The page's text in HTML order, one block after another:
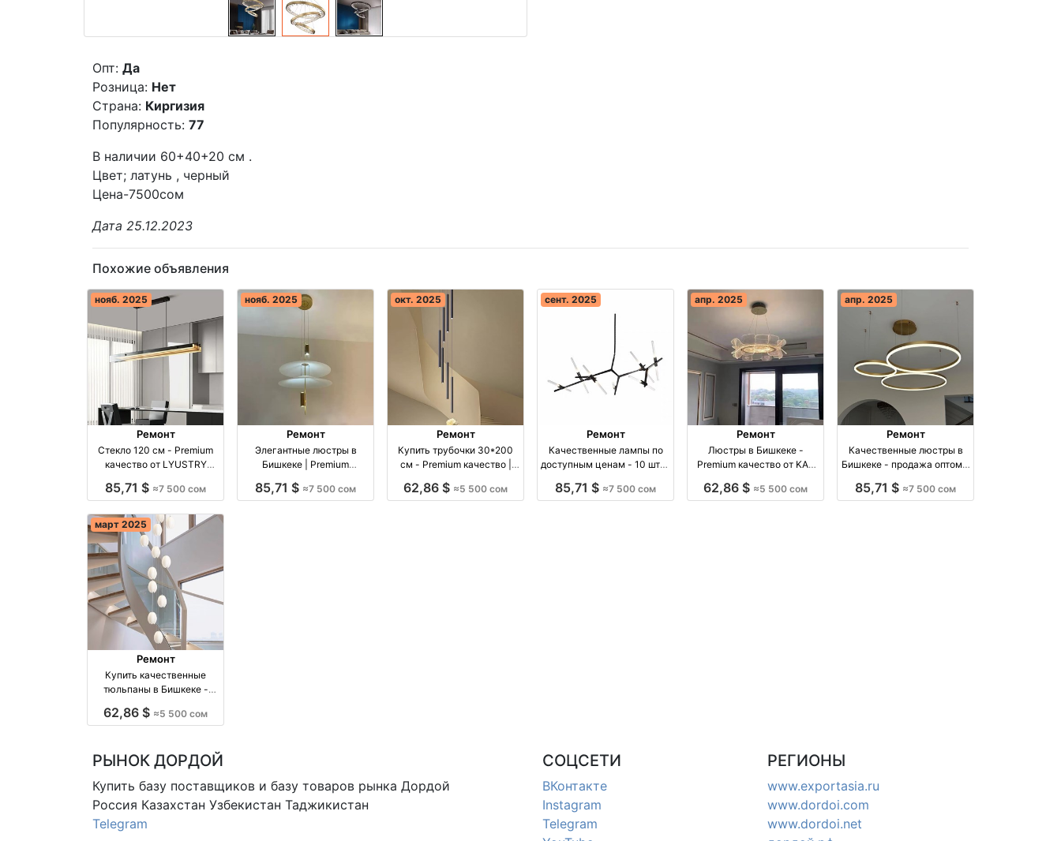
Опт: Да
Розница: Нет
Страна: Киргизия
Популярность: 77
В наличии 60+40+20 см .
Цвет; латунь , черный
Цена-7500сом
Дата 25.12.2023
Похожие объявления
нояб. 2025
Ремонт
Стекло 120 см - Premium
качество от LYUSTRY
Киргизия
85,71 $ ≈7 500 сом
нояб. 2025
Ремонт
Элегантные люстры в
Бишкеке | Premium
производство Киргизия
85,71 $ ≈7 500 сом
окт. 2025
Ремонт
Купить трубочки 30*200
см - Premium качество |
производство Киргизия
62,86 $ ≈5 500 сом
сент. 2025
Ремонт
Качественные лампы по
доступным ценам - 10 штук
производство Киргизия
85,71 $ ≈7 500 сом
апр. 2025
Ремонт
Люстры в Бишкеке -
Premium качество от KAS
Киргизия
62,86 $ ≈5 500 сом
апр. 2025
Ремонт
Качественные люстры в
Бишкеке - продажа оптом и
производство Киргизия
85,71 $ ≈7 500 сом
март 2025
Ремонт
Купить качественные
тюльпаны в Бишкеке -
производство Киргизия
62,86 $ ≈5 500 сом
РЫНОК ДОРДОЙ
Купить базу поставщиков и базу товаров рынка Дордой
Россия Казахстан Узбекистан Таджикистан
Telegram
СОЦСЕТИ
ВКонтакте
Instagram
Telegram
РЕГИОНЫ
www.exportasia.ru
www.dordoi.com
www.dordoi.net